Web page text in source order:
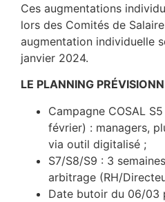
Ces augmentations
lors des Comités de
augmentation individuelle
janvier 2024.
LE PLANNING PRÉ
Campagne COSAL
février) : managers,
via outil digitalisé ;
S7/S8/S9 : 3
arbitrage (RH/
Date butoir du 06/03